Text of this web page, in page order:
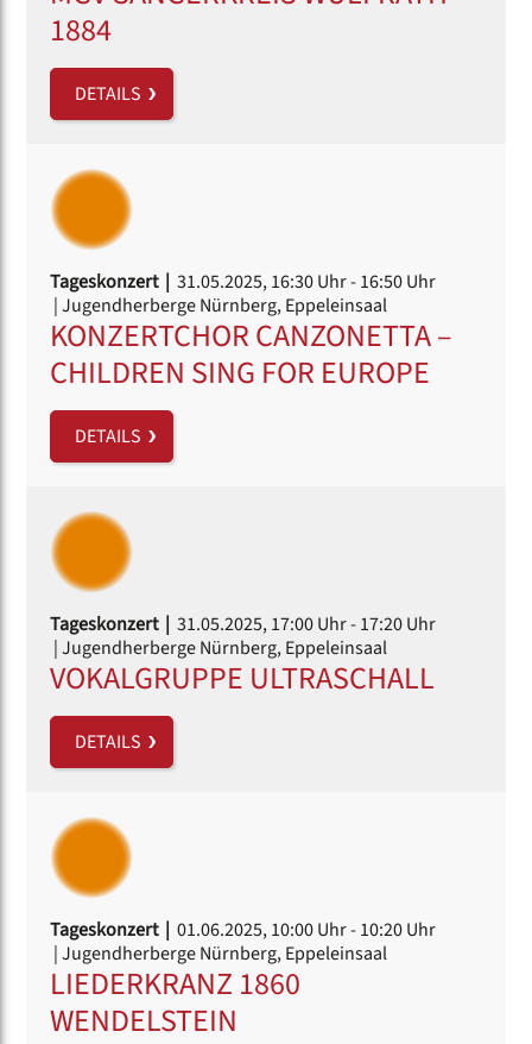
1884
DETAILS
Tageskonzert | 31.05.2025, 16:30 Uhr- 16:50 Uhr
| Jugendherberge Nürnberg, Eppeleinsaal
KONZERTCHOR CANZONETTA –
CHILDREN SING FOR EUROPE
DETAILS
Tageskonzert | 31.05.2025, 17:00 Uhr- 17:20 Uhr
| Jugendherberge Nürnberg, Eppeleinsaal
VOKALGRUPPE ULTRASCHALL
DETAILS
Tageskonzert | 01.06.2025, 10:00 Uhr- 10:20 Uhr
| Jugendherberge Nürnberg, Eppeleinsaal
LIEDERKRANZ 1860
WENDELSTEIN